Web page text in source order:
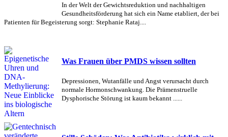
In der Welt der Gewichtsreduktion und nachhaltigen
Gesundheitsförderung hat sich ein Name etabliert, der bei
Patienten für Begeisterung sorgt: Stephanie Rataj....
Was Frauen über PMDS wissen sollten
Depressionen, Wutanfälle und Angst verursacht durch
normale Hormonschwankung. Die Prämenstruelle
Dysphorische Störung ist kaum bekannt ......